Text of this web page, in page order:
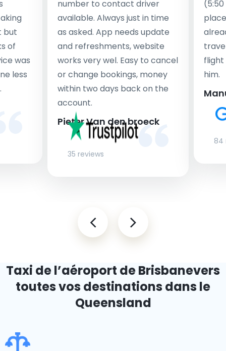
but
of
was
less
number to contact driver
available. Always just in time
as asked. App needs update
and refreshments, website
works very wel. Easy to cancel
or change bookings, money
within two days back on the
account.
Pieter Van den broeck
35 reviews
flight
him.
84
Taxi de l’aéroport de Brisbanevers
toutes vos destinations dans le
Queensland